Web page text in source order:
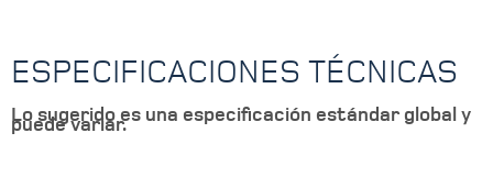
ESPECIFICACIONES TÉCNICAS
Lo sugerido es una especificación estándar global y
puede variar.